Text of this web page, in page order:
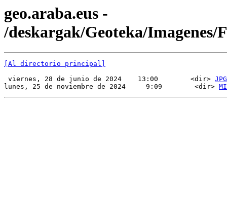
geo.araba.eus -
/deskargak/Geoteka/Imagenes/
[Al directorio principal]
viernes, 28 de junio de 2024    13:00        <dir> JPG
lunes, 25 de noviembre de 2024     9:09        <dir>